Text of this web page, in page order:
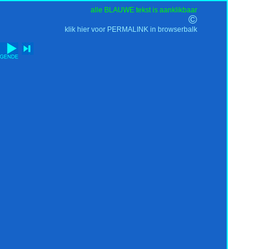
alle BLAUWE tekst is aanklikbaar
klik hier voor PERMALINK in browserbalk
©